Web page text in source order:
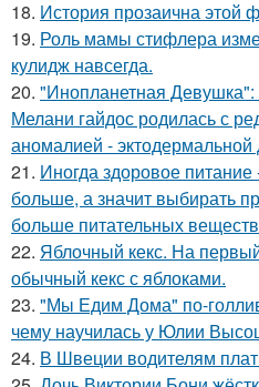
18. История прозаична этой
19. Роль мамы стифлера
кулидж навсегда.
20. "Инопланетная
Мелани гайдос родилась с
аномалией - эктодермальной
21. Иногда здоровое питание
больше, а значит выбирать
больше питательных
22. Яблочный кекс. На
обычный кекс с яблоками.
23. "Мы Едим Дома" по-
чему научилась у Юлии
24. В Швеции водителям